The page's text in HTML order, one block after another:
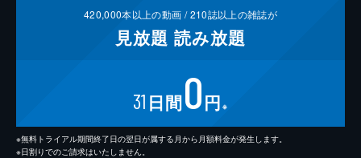
420,000本以上の動画 /210誌以上の雑誌が
見放題 読み放題
31 日間0円 ※
※無料トライアル期間終了日の翌日が属する月から月額料金が発生します。
※日割りでのご請求はいたしません。